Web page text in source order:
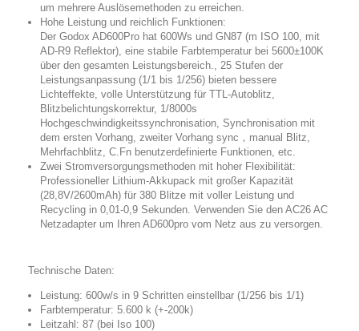
um mehrere Auslösemethoden zu erreichen.
Hohe Leistung und reichlich Funktionen:
Der Godox AD600Pro hat 600Ws und GN87 (m ISO 100, mit
AD-R9 Reflektor), eine stabile Farbtemperatur bei 5600±100K
über den gesamten Leistungsbereich., 25 Stufen der
Leistungsanpassung (1/1 bis 1/256) bieten bessere
Lichteffekte, volle Unterstützung für TTL-Autoblitz,
Blitzbelichtungskorrektur, 1/8000s
Hochgeschwindigkeitssynchronisation, Synchronisation mit
dem ersten Vorhang, zweiter Vorhang sync ， manual Blitz,
Mehrfachblitz, C.Fn benutzerdefinierte Funktionen, etc.
Zwei Stromversorgungsmethoden mit hoher Flexibilität:
Professioneller Lithium-Akkupack mit großer Kapazität
(28,8V/2600mAh) für 380 Blitze mit voller Leistung und
Recycling in 0,01-0,9 Sekunden. Verwenden Sie den AC26 AC
Netzadapter um Ihren AD600pro vom Netz aus zu versorgen.
Technische Daten:
Leistung: 600w/s in 9 Schritten einstellbar (1/256 bis 1/1)
Farbtemperatur: 5.600 k (+-200k)
Leitzahl: 87 (bei Iso 100)